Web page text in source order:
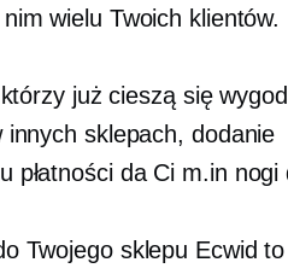
wielu Twoich klientów.
już cieszą się
sklepach, dodanie
płatności da Ci m.in nogi
Twojego sklepu Ecwid